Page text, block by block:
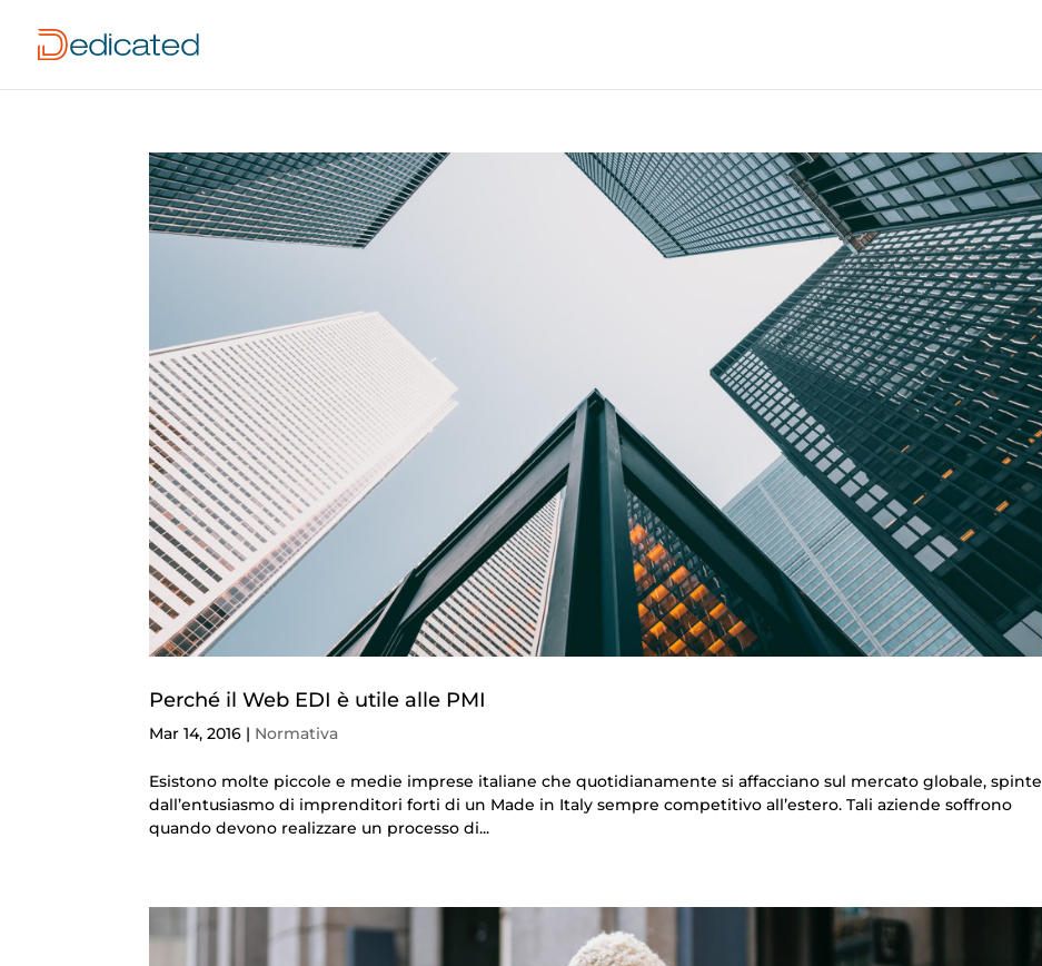
Perché il Web EDI è utile alle PMI
Mar 14, 2016 | Normativa
Esistono molte piccole e medie imprese italiane che quotidianamente si affacciano sul mercato globale, spinte
dall’entusiasmo di imprenditori forti di un Made in Italy sempre competitivo all’estero. Tali aziende soffrono
quando devono realizzare un processo di...